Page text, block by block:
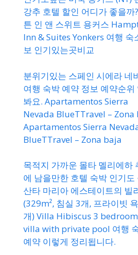
강추 호텔 할인 어디가 좋을까
튼 인 앤 스위트 용커스
Inn & Suites Yonkers 여행 숙
보 인기있는곳비교
분위기있는 스페인 시에라 네
여행 숙박 예약 정보 예약순위
봐요. Apartamentos Sierra
Nevada BlueTTravel – Zona
Apartamentos Sierra
BlueTTravel – Zona baja
목적지 가까운 몰타 멜리에하
에 남을만한 호텔 숙박 인기도
산타 마리아 에스테이트의 빌
(329m², 침실 3개, 프라이빗
개) Villa Hibiscus 3 bedroom
villa with private pool 여행
예약 이렇게 정리됩니다.